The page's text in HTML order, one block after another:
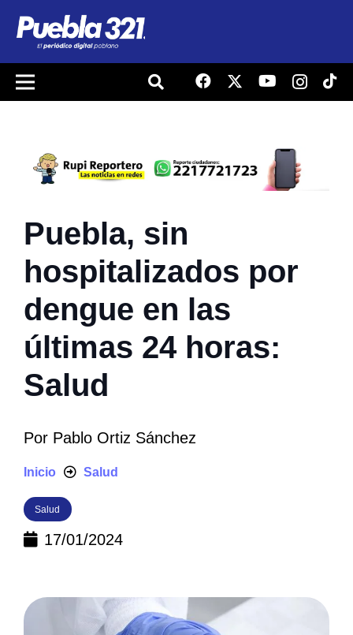
Puebla, sin
hospitalizados por
dengue en las
últimas 24 horas:
Salud
Por Pablo Ortiz Sánchez
Inicio Salud
Salud
17/01/2024